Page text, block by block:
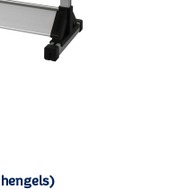
hengels)